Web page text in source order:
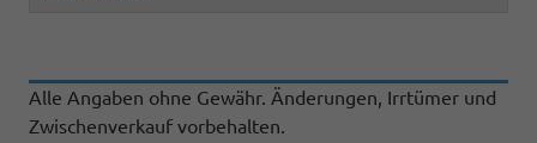
Alle Angaben ohne Gewähr. Änderungen, Irrtümer und
Zwischenverkauf vorbehalten.